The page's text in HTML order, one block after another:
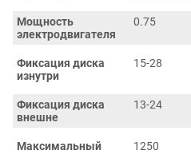
Мощность
электродвигателя
0.75
Фиксация диска
изнутри
15-28
Фиксация диска
внешне
13-24
Максимальный
1250